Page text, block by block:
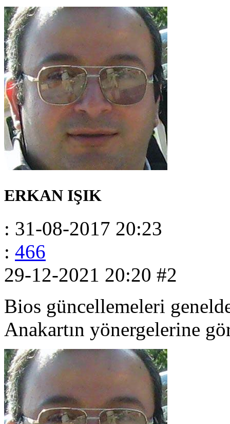
ERKAN IŞIK
: 31-08-2017 20:23
: 466
29-12-2021 20:20 #2
Bios güncellemeleri
Anakartın yönergelerine